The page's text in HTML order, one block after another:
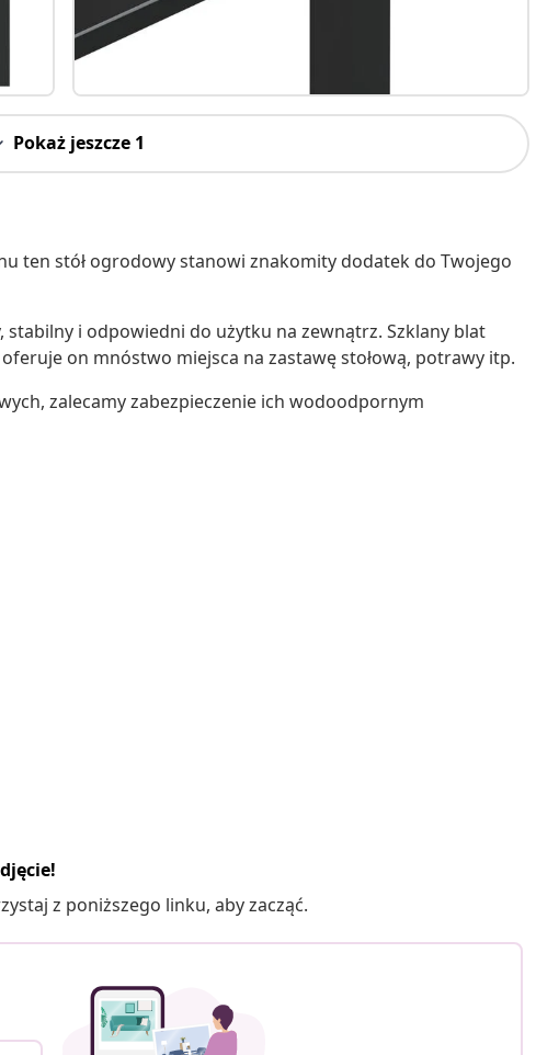
Pokaż jeszcze 1
ten stół ogrodowy stanowi znakomity dodatek do Twojego
i odpowiedni do użytku na zewnątrz. Szklany blat
on mnóstwo miejsca na zastawę stołową, potrawy itp.
zalecamy zabezpieczenie ich wodoodpornym
z poniższego linku, aby zacząć.